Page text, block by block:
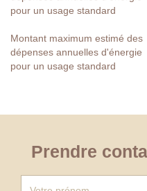
pour un usage standard
Montant maximum estimé des
dépenses annuelles d'énergie
pour un usage standard
Prendre